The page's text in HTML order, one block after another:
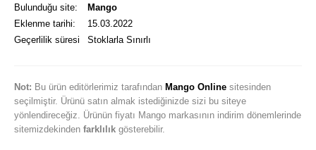
Bulunduğu site:
Mango
Eklenme tarihi:
15.03.2022
Geçerlilik süresi
Stoklarla Sınırlı
Not: Bu ürün editörlerimiz tarafından Mango Onlinesitesinden
seçilmiştir. Ürünü satın almak istediğinizde sizi bu siteye
yönlendireceğiz. Ürünün fiyatı Mango markasının indirim dönemlerinde
sitemizdekinden farklılıkgösterebilir.